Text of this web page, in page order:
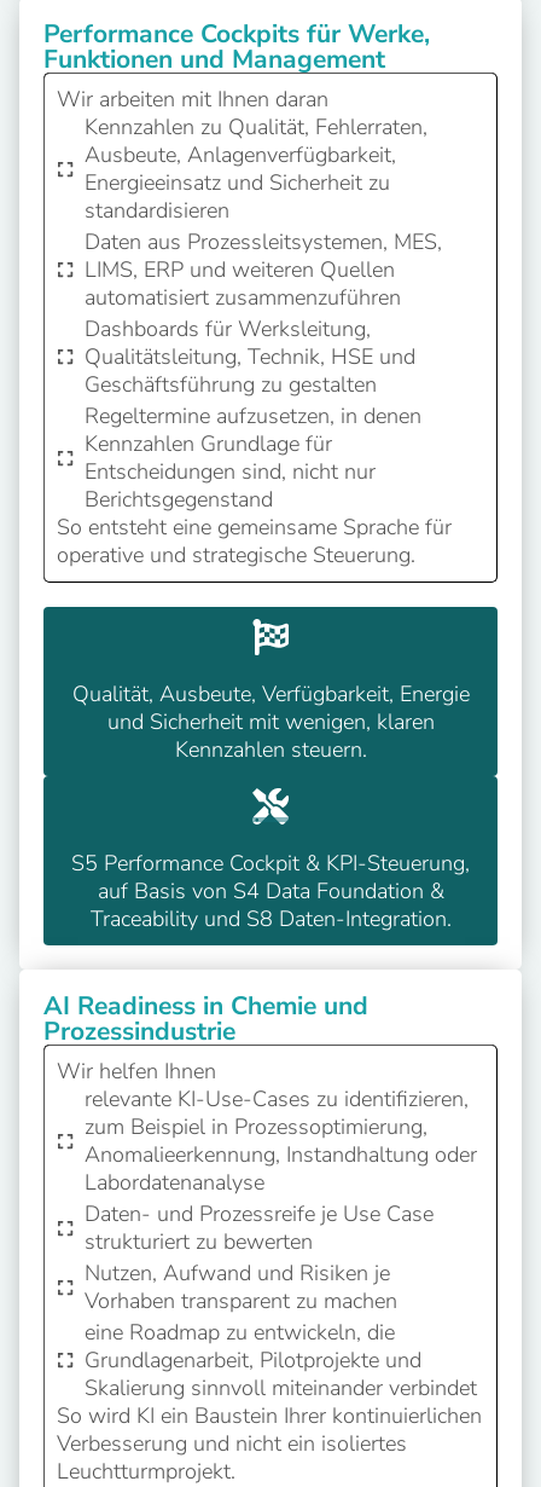
Performance Cockpits für Werke,
Funktionen und Management
Wir arbeiten mit Ihnen daran
Kennzahlen zu Qualität, Fehlerraten,
Ausbeute, Anlagenverfügbarkeit,
Energieeinsatz und Sicherheit zu
standardisieren
Daten aus Prozessleitsystemen, MES,
LIMS, ERP und weiteren Quellen
automatisiert zusammenzuführen
Dashboards für Werksleitung,
Qualitätsleitung, Technik, HSE und
Geschäftsführung zu gestalten
Regeltermine aufzusetzen, in denen
Kennzahlen Grundlage für
Entscheidungen sind, nicht nur
Berichtsgegenstand
So entsteht eine gemeinsame Sprache für
operative und strategische Steuerung.
Qualität, Ausbeute, Verfügbarkeit, Energie
und Sicherheit mit wenigen, klaren
Kennzahlen steuern.
S5 Performance Cockpit & KPI-Steuerung,
auf Basis von S4 Data Foundation &
Traceability und S8 Daten-Integration.
AI Readiness in Chemie und
Prozessindustrie
Wir helfen Ihnen
relevante KI-Use-Cases zu identifizieren,
zum Beispiel in Prozessoptimierung,
Anomalieerkennung, Instandhaltung oder
Labordatenanalyse
Daten- und Prozessreife je Use Case
strukturiert zu bewerten
Nutzen, Aufwand und Risiken je
Vorhaben transparent zu machen
eine Roadmap zu entwickeln, die
Grundlagenarbeit, Pilotprojekte und
Skalierung sinnvoll miteinander verbindet
So wird KI ein Baustein Ihrer kontinuierlichen
Verbesserung und nicht ein isoliertes
Leuchtturmprojekt.